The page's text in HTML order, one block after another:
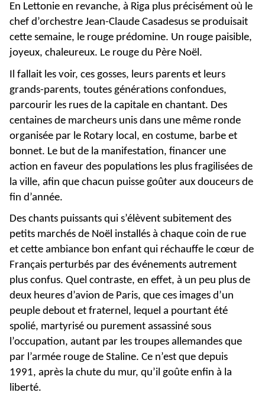
En Lettonie en revanche, à Riga plus précisément où le
chef d’orchestre Jean-Claude Casadesus se produisait
cette semaine, le rouge prédomine. Un rouge paisible,
joyeux, chaleureux. Le rouge du Père Noël.
Il fallait les voir, ces gosses, leurs parents et leurs
grands-parents, toutes générations confondues,
parcourir les rues de la capitale en chantant. Des
centaines de marcheurs unis dans une même ronde
organisée par le Rotary local, en costume, barbe et
bonnet. Le but de la manifestation, financer une
action en faveur des populations les plus fragilisées de
la ville, afin que chacun puisse goûter aux douceurs de
fin d’année.
Des chants puissants qui s’élèvent subitement des
petits marchés de Noël installés à chaque coin de rue
et cette ambiance bon enfant qui réchauffe le cœur de
Français perturbés par des événements autrement
plus confus. Quel contraste, en effet, à un peu plus de
deux heures d’avion de Paris, que ces images d’un
peuple debout et fraternel, lequel a pourtant été
spolié, martyrisé ou purement assassiné sous
l’occupation, autant par les troupes allemandes que
par l’armée rouge de Staline. Ce n’est que depuis
1991, après la chute du mur, qu’il goûte enfin à la
liberté.